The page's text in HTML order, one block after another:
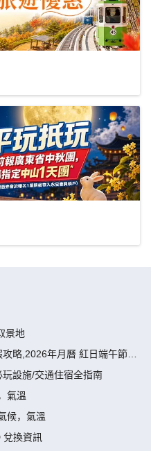
景地
略,2026年月曆 紅日端午節請
設施/交通住宿全指南
氣溫
候，氣溫
兌換資訊